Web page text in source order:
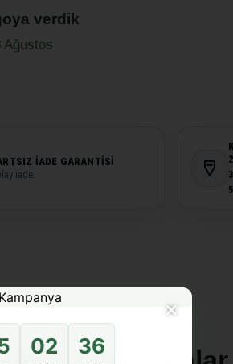
verdik
Ağustos
İADE GARANTISI
iade.
×
02 35